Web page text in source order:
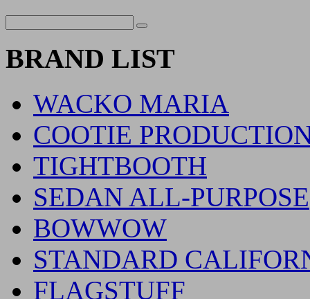
BRAND LIST
WACKO MARIA
COOTIE
TIGHTBOOTH
SEDAN ALL-PURPOSE
BOWWOW
STANDARD
FLAGSTUFF